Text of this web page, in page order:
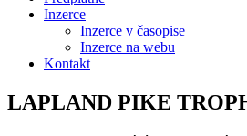
Inzerce
Inzerce v časopise
Inzerce na webu
Kontakt
LAPLAND PIKE